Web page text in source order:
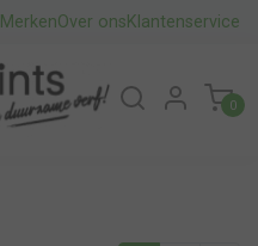
MerkenOver onsKlantenservice
0